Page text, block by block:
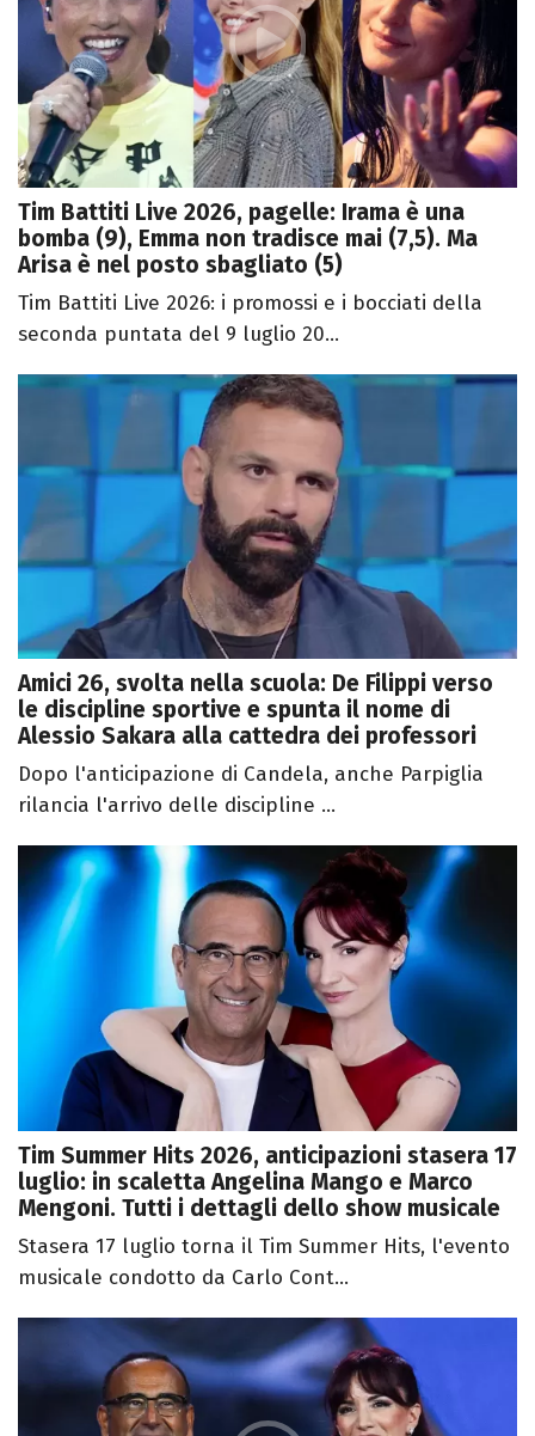
Tim Battiti Live 2026, pagelle: Irama è una
bomba (9), Emma non tradisce mai (7,5). Ma
Arisa è nel posto sbagliato (5)
Tim Battiti Live 2026: i promossi e i bocciati della
seconda puntata del 9 luglio 20...
Amici 26, svolta nella scuola: De Filippi verso
le discipline sportive e spunta il nome di
Alessio Sakara alla cattedra dei professori
Dopo l'anticipazione di Candela, anche Parpiglia
rilancia l'arrivo delle discipline ...
Tim Summer Hits 2026, anticipazioni stasera 17
luglio: in scaletta Angelina Mango e Marco
Mengoni. Tutti i dettagli dello show musicale
Stasera 17 luglio torna il Tim Summer Hits, l'evento
musicale condotto da Carlo Cont...